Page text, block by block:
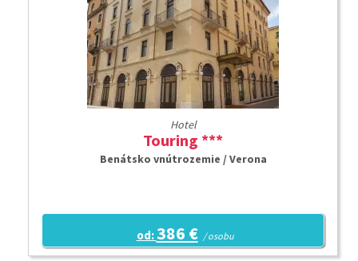
Hotel
Touring ***
Benátsko vnútrozemie / Verona
od:386 € / osobu